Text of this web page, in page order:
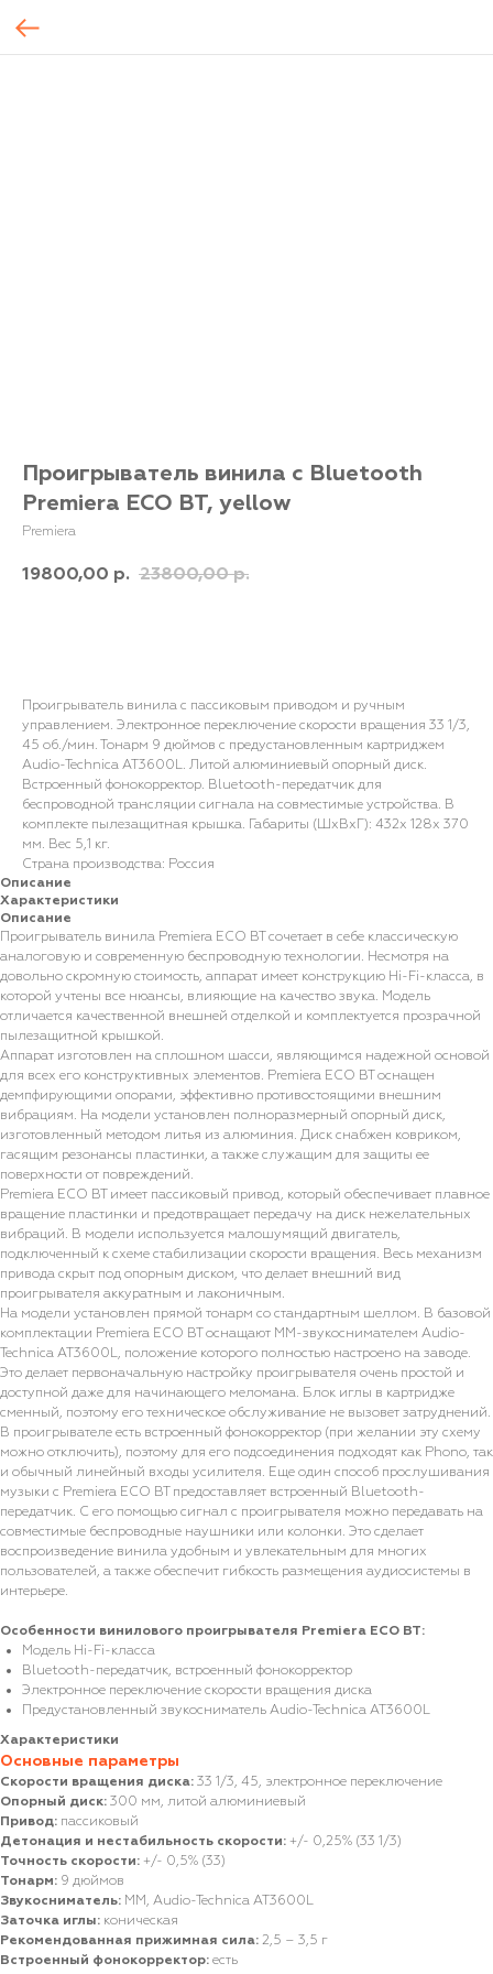
Проигрыватель винила с Bluetooth
Premiera ECO BT, yellow
Premiera
19800,00 р. 23800,00 р.
Проигрыватель винила с пассиковым приводом и ручным
управлением. Электронное переключение скорости вращения 33 1/3,
45 об./мин. Тонарм 9 дюймов с предустановленным картриджем
Audio-Technica AT3600L. Литой алюминиевый опорный диск.
Встроенный фонокорректор. Bluetooth-передатчик для
беспроводной трансляции сигнала на совместимые устройства. В
комплекте пылезащитная крышка. Габариты (ШхВхГ): 432х 128х 370
мм. Вес 5,1 кг.
Страна производства: Россия
Описание
Характеристики
Описание
Проигрыватель винила Premiera ECO BT сочетает в себе классическую
аналоговую и современную беспроводную технологии. Несмотря на
довольно скромную стоимость, аппарат имеет конструкцию Hi-Fi-класса, в
которой учтены все нюансы, влияющие на качество звука. Модель
отличается качественной внешней отделкой и комплектуется прозрачной
пылезащитной крышкой.
Аппарат изготовлен на сплошном шасси, являющимся надежной основой
для всех его конструктивных элементов. Premiera ECO BT оснащен
демпфирующими опорами, эффективно противостоящими внешним
вибрациям. На модели установлен полноразмерный опорный диск,
изготовленный методом литья из алюминия. Диск снабжен ковриком,
гасящим резонансы пластинки, а также служащим для защиты ее
поверхности от повреждений.
Premiera ECO BT имеет пассиковый привод, который обеспечивает плавное
вращение пластинки и предотвращает передачу на диск нежелательных
вибраций. В модели используется малошумящий двигатель,
подключенный к схеме стабилизации скорости вращения. Весь механизм
привода скрыт под опорным диском, что делает внешний вид
проигрывателя аккуратным и лаконичным.
На модели установлен прямой тонарм со стандартным шеллом. В базовой
комплектации Premiera ECO BT оснащают MM-звукоснимателем Audio-
Technica AT3600L, положение которого полностью настроено на заводе.
Это делает первоначальную настройку проигрывателя очень простой и
доступной даже для начинающего меломана. Блок иглы в картридже
сменный, поэтому его техническое обслуживание не вызовет затруднений.
В проигрывателе есть встроенный фонокорректор (при желании эту схему
можно отключить), поэтому для его подсоединения подходят как Phono, так
и обычный линейный входы усилителя. Еще один способ прослушивания
музыки с Premiera ECO BT предоставляет встроенный Bluetooth-
передатчик. С его помощью сигнал с проигрывателя можно передавать на
совместимые беспроводные наушники или колонки. Это сделает
воспроизведение винила удобным и увлекательным для многих
пользователей, а также обеспечит гибкость размещения аудиосистемы в
интерьере.
Особенности винилового проигрывателя Premiera ECO BT:
Модель Hi-Fi-класса
Bluetooth-передатчик, встроенный фонокорректор
Электронное переключение скорости вращения диска
Предустановленный звукосниматель Audio-Technica AT3600L
Характеристики
Основные параметры
Скорости вращения диска: 33 1/3, 45, электронное переключение
Опорный диск: 300 мм, литой алюминиевый
Привод: пассиковый
Детонация и нестабильность скорости: +/- 0,25% (33 1/3)
Точность скорости: +/- 0,5% (33)
Тонарм: 9 дюймов
Звукосниматель: MM, Audio-Technica AT3600L
Заточка иглы: коническая
Рекомендованная прижимная сила: 2,5 – 3,5 г
Встроенный фонокорректор: есть